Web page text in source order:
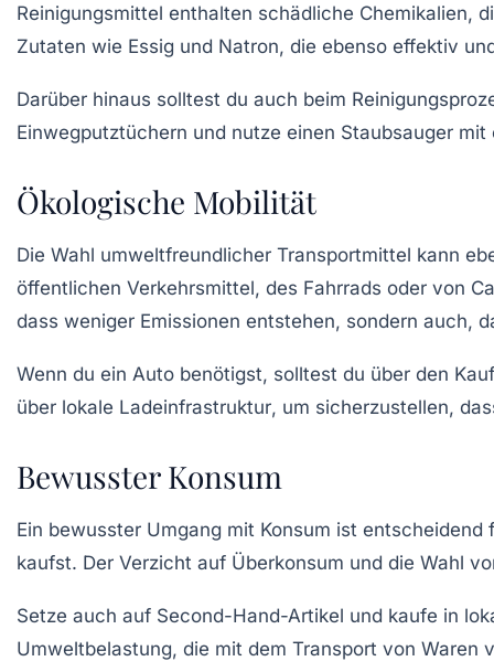
Reinigungsmittel enthalten schädliche Chemikalien,
Zutaten wie Essig und Natron, die ebenso effektiv
Darüber hinaus solltest du auch beim
Einwegputztüchern und nutze einen Staubsauger mit
Ökologische Mobilität
Die Wahl umweltfreundlicher Transportmittel kann
öffentlichen Verkehrsmittel, des Fahrrads oder von
dass weniger Emissionen entstehen, sondern auch,
Wenn du ein Auto benötigst, solltest du über den
über lokale Ladeinfrastruktur, um sicherzustellen,
Bewusster Konsum
Ein bewusster Umgang mit Konsum ist entscheidend
kaufst. Der Verzicht auf Überkonsum und die Wahl
Setze auch auf Second-Hand-Artikel und kaufe in
Umweltbelastung, die mit dem Transport von Waren